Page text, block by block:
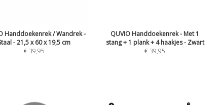
Handdoekenrek / Wandrek -
- 21,5 x 60 x 19,5 cm
€39,95
QUVIO Handdoekenrek - Met 1
stang + 1 plank + 4 haakjes - Zwart
€39,95